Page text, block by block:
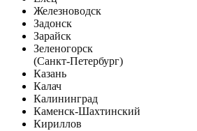
Железноводск
Задонск
Зарайск
Зеленогорск
(Санкт-Петербург)
Казань
Калач
Калининград
Каменск-Шахтинский
Кириллов